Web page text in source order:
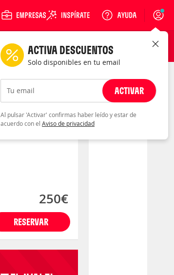
Login
RESERVAR
250€
ACTIVA DESCUENTOS
Solo disponibles en tu email
Tu email ACTIVAR
Al pulsar 'Activar' confirmas haber leído y estar de
acuerdo con el Aviso de privacidad